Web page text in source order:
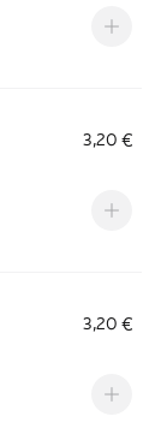
3,20 €
3,20 €